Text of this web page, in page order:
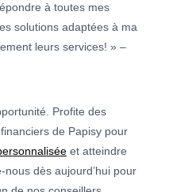
à toutes mes
solutions adaptées à ma
leurs services! » –
Profite des
de Papisy pour
et atteindre
dès aujourd’hui pour